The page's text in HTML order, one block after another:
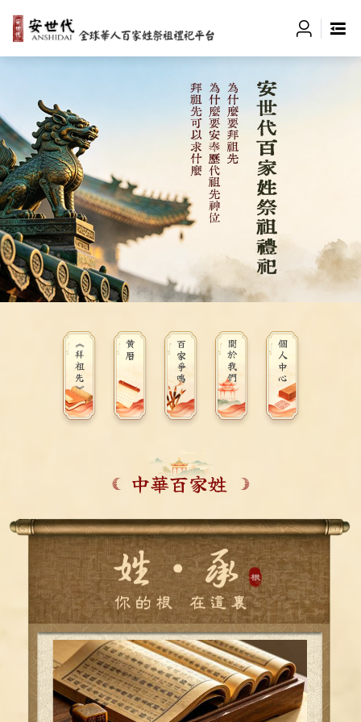
《拜祖先》 黃曆 百家爭鳴 關於我們 個人中心
中華百家姓